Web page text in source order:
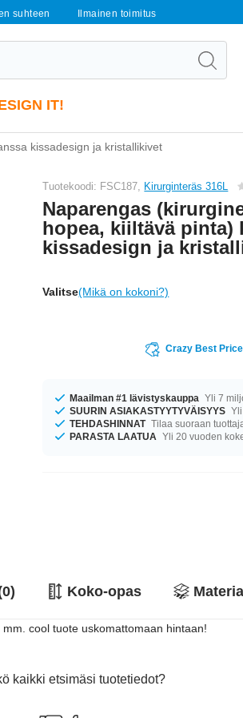
suhteen Ilmainen toimitus
IT!
kissadesign ja kristallikivet
Tuotekoodi: FSC187, Kirurginteräs 316L
Naparengas
hopea, kiiltävä pinta)
kissadesign ja
Valitse(Mikä on kokoni?)
Crazy Best
Maailman #1 lävistyskauppa Yli 7
SUURIN ASIAKASTYYTYVÄISYYS
TEHDASHINNAT Tilaa suoraan
PARASTA LAATUA Yli 20 vuoden
Koko-opas
cool tuote uskomattomaan hintaan!
kaikki etsimäsi tuotetiedot?